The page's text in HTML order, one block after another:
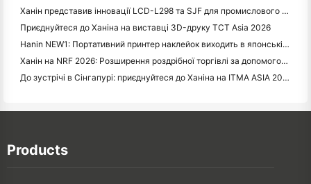
Ханін представив інновації LCD-L298 та SJF для промислового 3D-друку на TCT Asia 2026
Приєднуйтеся до Ханіна на виставці 3D-друку TCT Asia 2026
Hanin NEW1: Портативний принтер наклейок виходить в японські магазини LOFT
Ханін на NRF 2026: Розширення роздрібної торгівлі за допомогою інтелектуальних рішень для друку з повним сценарієм
До зустрічі в Сінгапурі: приєднуйтеся до Ханіна на ITMA ASIA 2025, щоб стати свідком найновіших технологій цифрового друку
Products